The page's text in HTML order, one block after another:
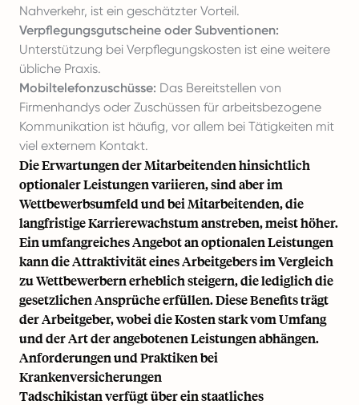
Nahverkehr, ist ein geschätzter Vorteil.
Verpflegungsgutscheine oder Subventionen:
Unterstützung bei Verpflegungskosten ist eine weitere
übliche Praxis.
Mobiltelefonzuschüsse: Das Bereitstellen von
Firmenhandys oder Zuschüssen für arbeitsbezogene
Kommunikation ist häufig, vor allem bei Tätigkeiten mit
viel externem Kontakt.
Die Erwartungen der Mitarbeitenden hinsichtlich
optionaler Leistungen variieren, sind aber im
Wettbewerbsumfeld und bei Mitarbeitenden, die
langfristige Karrierewachstum anstreben, meist höher.
Ein umfangreiches Angebot an optionalen Leistungen
kann die Attraktivität eines Arbeitgebers im Vergleich
zu Wettbewerbern erheblich steigern, die lediglich die
gesetzlichen Ansprüche erfüllen. Diese Benefits trägt
der Arbeitgeber, wobei die Kosten stark vom Umfang
und der Art der angebotenen Leistungen abhängen.
Anforderungen und Praktiken bei
Krankenversicherungen
Tadschikistan verfügt über ein staatliches